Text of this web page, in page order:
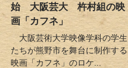
始 大阪芸大 杵村組の映
画「カフネ」
大阪芸術大学映像学科の学生
たちが熊野市を舞台に制作する
映画「カフネ」のロケ...